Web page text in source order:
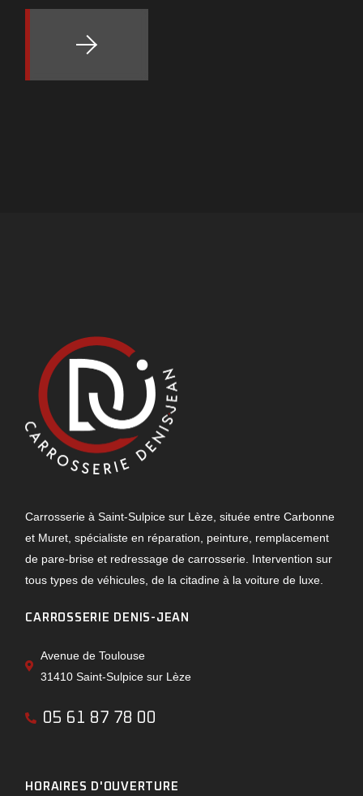
Carrosserie à Saint-Sulpice sur Lèze, située entre Carbonne
et Muret, spécialiste en réparation, peinture, remplacement
de pare-brise et redressage de carrosserie. Intervention sur
tous types de véhicules, de la citadine à la voiture de luxe.
CARROSSERIE DENIS-JEAN
Avenue de Toulouse
31410 Saint-Sulpice sur Lèze
05 61 87 78 00
HORAIRES D'OUVERTURE